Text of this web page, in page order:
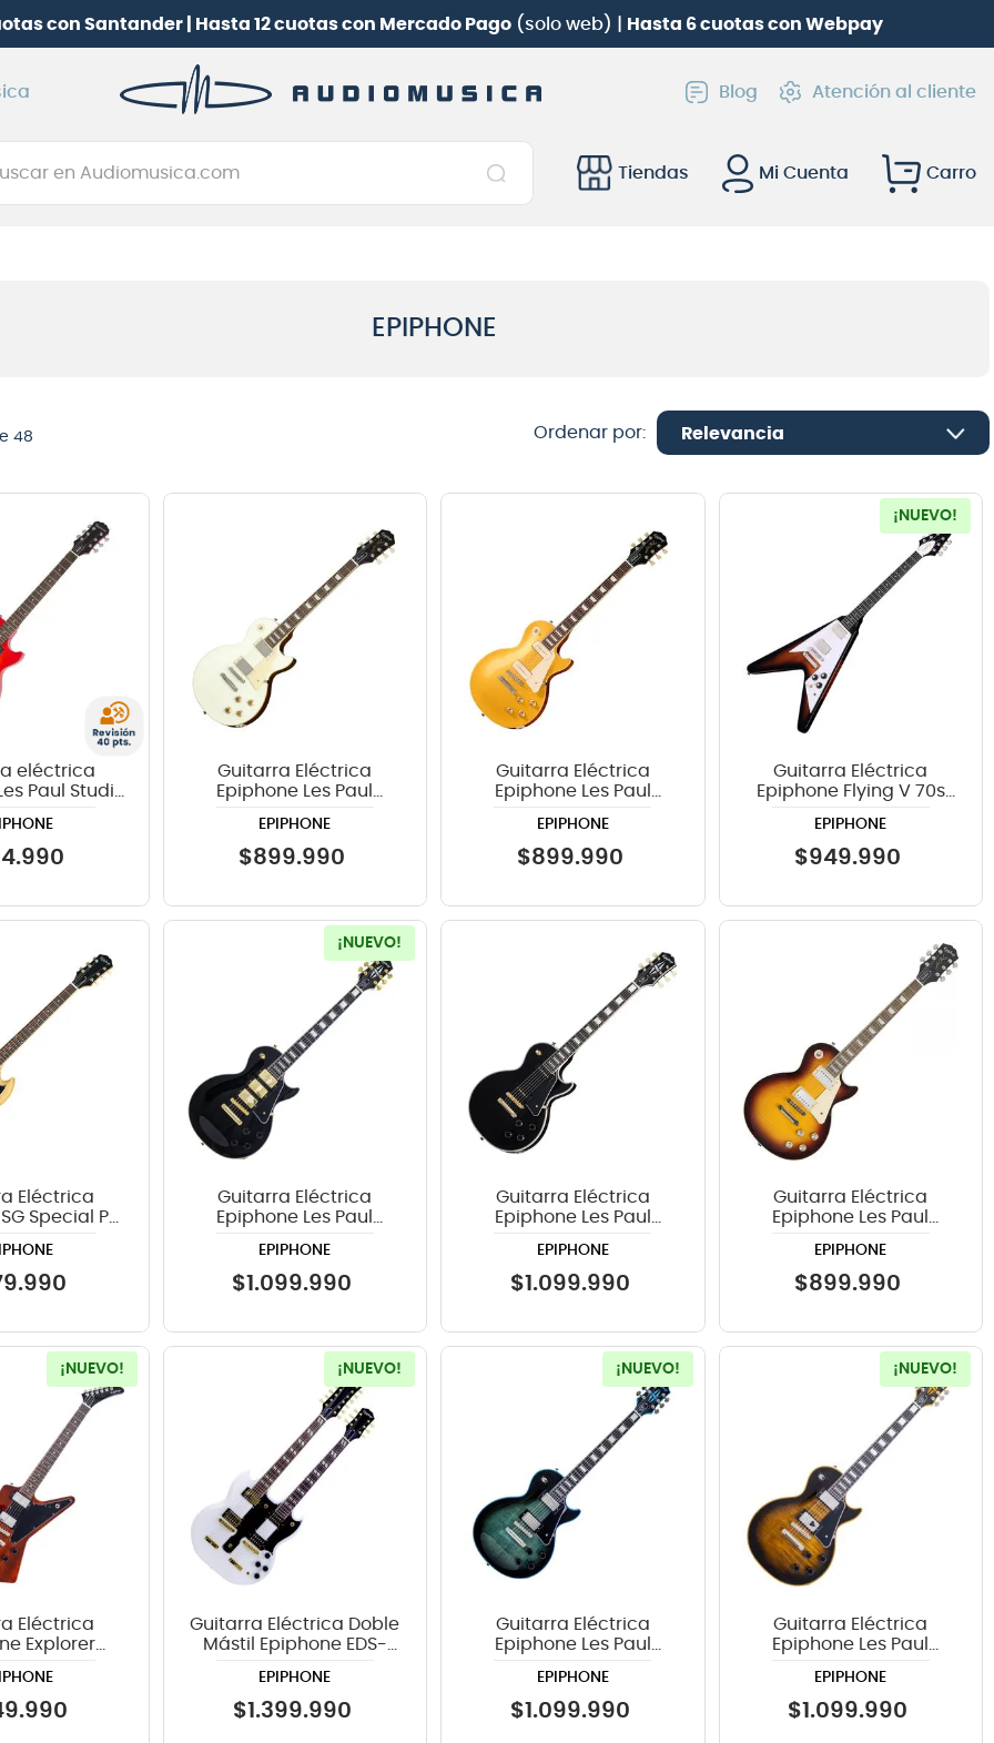
¡Suscríbete en Club Audiomusicay participa por unaBatería electrónica Roland TD-02KVgratis!
Blog Atención al cliente
en Audiomusica.com
Tiendas
Mi Cuenta
EPIPHONE
48 Relevancia
eléctrica
Paul Studio
.990
Guitarra Eléctrica
Epiphone Les Paul
White
EPIPHONE
$899.990
Guitarra Eléctrica
Epiphone Les Paul
Metallic Gold
EPIPHONE
$899.990
¡NUEVO!
Guitarra Eléctrica
Epiphone Flying V 70s
EPIPHONE
$949.990
Eléctrica
Special P-
.990
¡NUEVO!
Guitarra Eléctrica
Epiphone Les Paul
EPIPHONE
$1 .099.990
Guitarra Eléctrica
Epiphone Les Paul
EPIPHONE
$1 .099.990
Guitarra Eléctrica
Epiphone Les Paul
Fireball
EPIPHONE
$899.990
¡NUEVO!
Eléctrica
Explorer
.990
¡NUEVO!
Guitarra Eléctrica Doble
Mástil Epiphone EDS-
EPIPHONE
$1 .399.990
¡NUEVO!
Guitarra Eléctrica
Epiphone Les Paul
Burst
EPIPHONE
$1 .099.990
¡NUEVO!
Guitarra Eléctrica
Epiphone Les Paul
Burst
EPIPHONE
$1 .099.990